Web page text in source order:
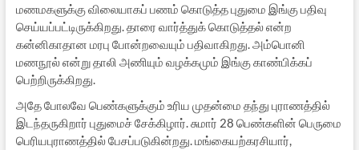
மணமகளுக்கு விலையாகப் பணம் கொடுத்த புதுமை இங்கு பதிவு
செய்யப்பட்டிருக்கிறது. தாரை வார்த்துக் கொடுத்தல் என்ற
கன்னிகாதான மரபு போன்றவையும் பதிவாகிறது. அம்பொனி
மணநூல் என்று தாலி அணியும் வழக்கமும் இங்கு காண்பிக்கப்
பெற்றிருக்கிறது.
அதே போலவே பெண்களுக்கும் உரிய முதன்மை தந்து புராணத்தில்
இடந்தருகிறார் புதுமைச் சேக்கிழார். சுமார் 28 பெண்களின் பெருமை
பெரியபுராணத்தில் பேசப்படுகின்றது. மங்கையற்கரசியார்,